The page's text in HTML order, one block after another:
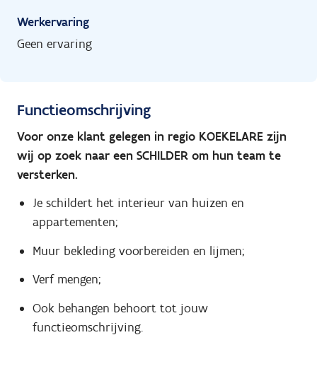
Werkervaring
Geen ervaring
Functieomschrijving
Voor onze klant gelegen in regio KOEKELARE zijn
wij op zoek naar een SCHILDER om hun team te
versterken.
Je schildert het interieur van huizen en
appartementen;
Muur bekleding voorbereiden en lijmen;
Verf mengen;
Ook behangen behoort tot jouw
functieomschrijving.